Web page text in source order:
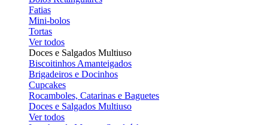
Fatias
Mini-bolos
Tortas
Ver todos
Doces e Salgados Multiuso
Biscoitinhos Amanteigados
Brigadeiros e Docinhos
Cupcakes
Rocamboles, Catarinas e Baguetes
Doces e Salgados Multiuso
Ver todos